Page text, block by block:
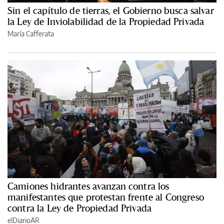
Sin el capítulo de tierras, el Gobierno busca salvar
la Ley de Inviolabilidad de la Propiedad Privada
María Cafferata
Camiones hidrantes avanzan contra los
manifestantes que protestan frente al Congreso
contra la Ley de Propiedad Privada
elDiarioAR